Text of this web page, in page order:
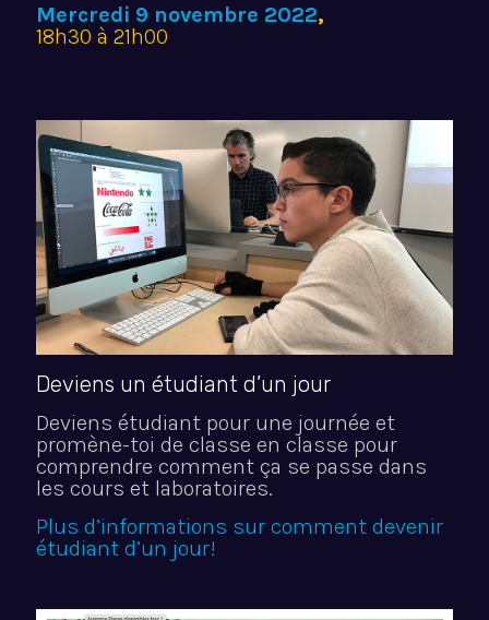
Mercredi 9 novembre 2022,
18h30 à 21h00
Deviens un étudiant d’un jour
Deviens étudiant pour une journée et
promène-toi de classe en classe pour
comprendre comment ça se passe dans
les cours et laboratoires.
Plus d’informations sur comment devenir
étudiant d’un jour!